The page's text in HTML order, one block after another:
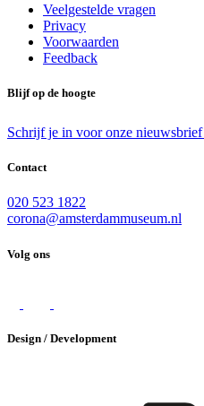
Veelgestelde vragen
Privacy
Voorwaarden
Feedback
Blijf op de hoogte
Schrijf je in voor onze nieuwsbrief
Contact
020 523 1822
corona@amsterdammuseum.nl
Volg ons
Design / Development